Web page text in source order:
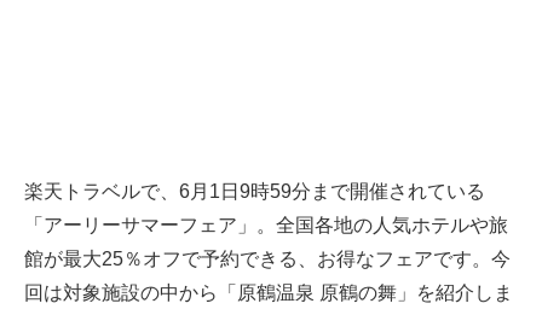
楽天トラベルで、6月1日9時59分まで開催されている
「アーリーサマーフェア」。全国各地の人気ホテルや旅
館が最大25％オフで予約できる、お得なフェアです。今
回は対象施設の中から「原鶴温泉 原鶴の舞」を紹介しま